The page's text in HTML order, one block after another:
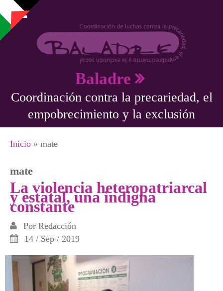
Pasar al contenido principal
Baladre
Coordinación contra la precariedad, el
empobrecimiento y la exclusión
Se encuentra usted aquí
Inicio » mate
mate
La violencia heteropatriarcal
y estatal, una indigna
constante
Por Redacción
14 / Sep / 2019